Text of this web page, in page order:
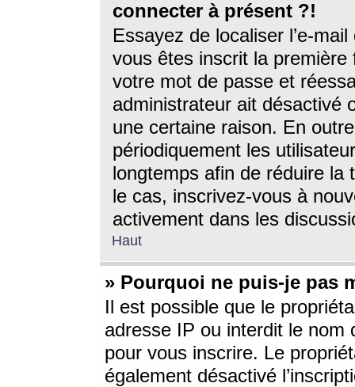
connecter à présent ?!
Essayez de localiser l’e-
vous êtes inscrit la première
votre mot de passe et
administrateur ait désactivé
une certaine raison. En
périodiquement les
longtemps afin de réduire la
le cas, inscrivez-vous à
activement dans les
Haut
» Pourquoi ne puis-je pas
Il est possible que le
adresse IP ou interdit le nom
pour vous inscrire. Le
également désactivé